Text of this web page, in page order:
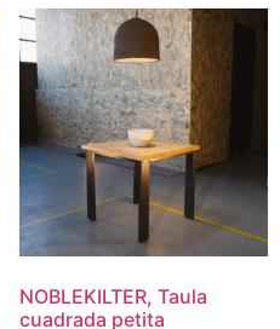
NOBLEKILTER, Taula
cuadrada petita